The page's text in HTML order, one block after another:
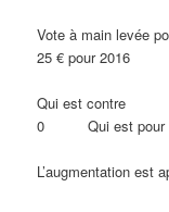
Vote à main levée
25 € pour 2016
Qui est
0 Qui est
L’augmentation est